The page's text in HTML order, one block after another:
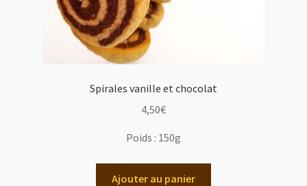
Spirales vanille et chocolat
4,50€
Poids : 150g
Ajouter au panier